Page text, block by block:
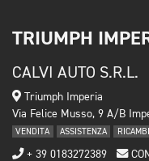
TRIUMPH
CALVI AUTO S.R.L.
Triumph Imperia
Via Felice Musso, 9 A/B
VENDITA ASSISTENZA RICAMBI
+ 39 0183272389